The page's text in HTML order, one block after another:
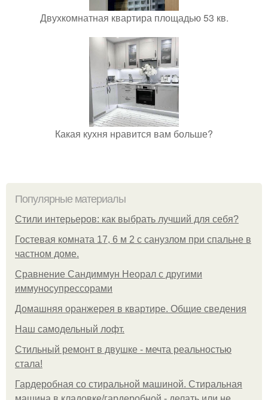
Двухкомнатная квартира площадью 53 кв.
Какая кухня нравится вам больше?
Популярные материалы
Стили интерьеров: как выбрать лучший для себя?
Гостевая комната 17, 6 м 2 с санузлом при спальне в
частном доме.
Сравнение Сандиммун Неорал с другими
иммуносупрессорами
Домашняя оранжерея в квартире. Общие сведения
Наш самодельный лофт.
Стильный ремонт в двушке - мечта реальностью
стала!
Гардеробная со стиральной машиной. Стиральная